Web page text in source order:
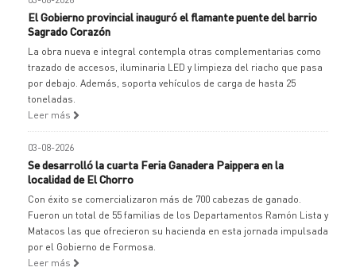
El Gobierno provincial inauguró el flamante puente del barrio
Sagrado Corazón
La obra nueva e integral contempla otras complementarias como
trazado de accesos, iluminaria LED y limpieza del riacho que pasa
por debajo. Además, soporta vehículos de carga de hasta 25
toneladas.
Leer más
03-08-2026
Se desarrolló la cuarta Feria Ganadera Paippera en la
localidad de El Chorro
Con éxito se comercializaron más de 700 cabezas de ganado.
Fueron un total de 55 familias de los Departamentos Ramón Lista y
Matacos las que ofrecieron su hacienda en esta jornada impulsada
por el Gobierno de Formosa.
Leer más